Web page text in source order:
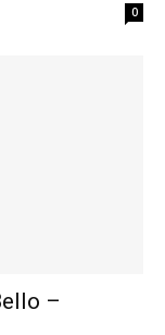
0
–